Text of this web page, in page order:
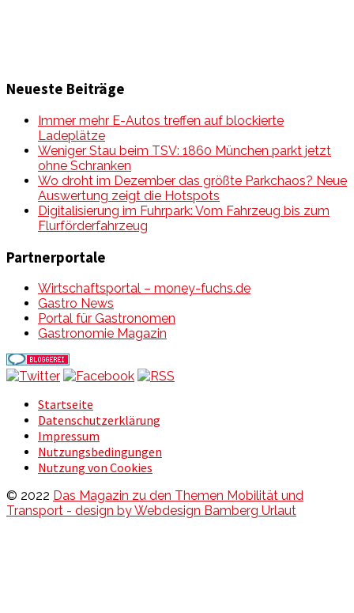
Neueste Beiträge
Immer mehr E-Autos treffen auf blockierte
Ladeplätze
Weniger Stau beim TSV: 1860 München parkt jetzt
ohne Schranken
Wo droht im Dezember das größte Parkchaos? Neue
Auswertung zeigt die Hotspots
Digitalisierung im Fuhrpark: Vom Fahrzeug bis zum
Flurförderfahrzeug
Partnerportale
Wirtschaftsportal – money-fuchs.de
Gastro News
Portal für Gastronomen
Gastronomie Magazin
Startseite
Datenschutzerklärung
Impressum
Nutzungsbedingungen
Nutzung von Cookies
© 2022 Das Magazin zu den Themen Mobilität und
Transport - design by Webdesign Bamberg Urlaut